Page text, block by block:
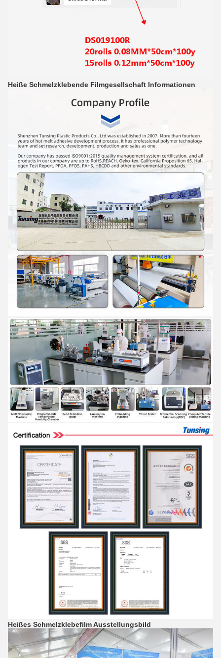
Heiße Schmelzklebende Filmgesellschaft Informationen
Heißes Schmelzklebefilm Ausstellungsbild